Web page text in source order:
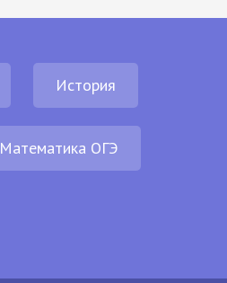
История
Математика ОГЭ